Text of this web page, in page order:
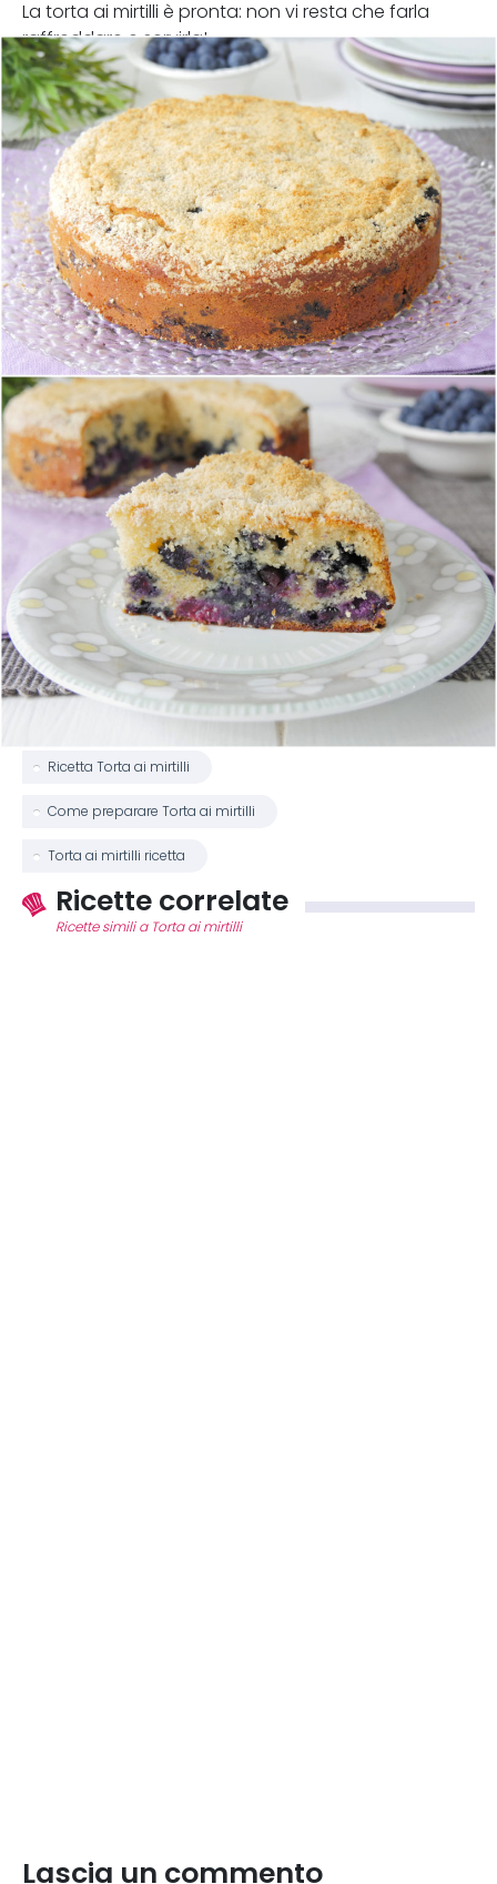
La torta ai mirtilli è pronta: non vi resta che farla
raffreddare e servirla!
Ricetta Torta ai mirtilli
Come preparare Torta ai mirtilli
Torta ai mirtilli ricetta
Ricette correlate
Ricette simili a Torta ai mirtilli
Lascia un commento